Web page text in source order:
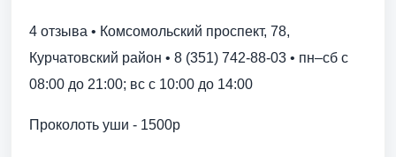
4 отзыва • Комсомольский проспект, 78,
Курчатовский район • 8 (351) 742-88-03 • пн–сб с
08:00 до 21:00; вс с 10:00 до 14:00
Проколоть уши - 1500р